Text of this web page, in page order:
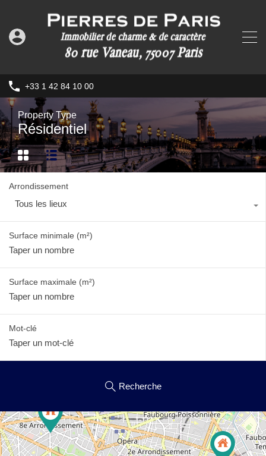
+33 1 42 84 10 00
Property Type
Résidentiel
Arrondissement
Tous les lieux
Surface minimale (m²)
Surface maximale (m²)
Mot-clé
Recherche